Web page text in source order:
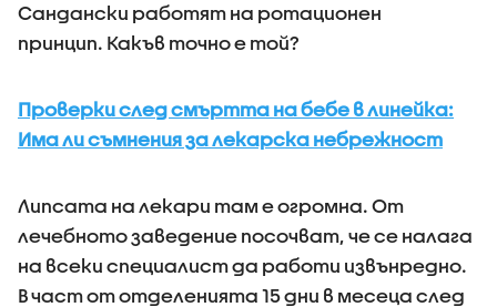
Сандански работят на ротационен
принцип. Какъв точно е той?
Проверки след смъртта на бебе в линейка:
Има ли съмнения за лекарска небрежност
Липсата на лекари там е огромна. От
лечебното заведение посочват, че се налага
на всеки специалист да работи извънредно.
В част от отделенията 15 дни в месеца след